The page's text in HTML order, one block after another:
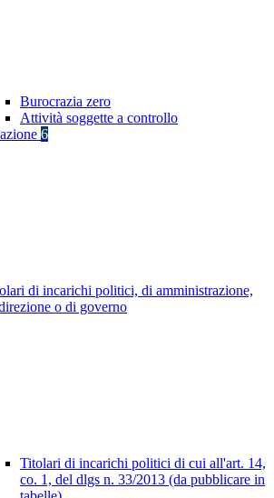
Burocrazia zero
Attività soggette a controllo
6
di incarichi politici, di amministrazione,
o di governo
Titolari di incarichi politici di cui all'art. 14,
co. 1, del dlgs n. 33/2013 (da pubblicare in